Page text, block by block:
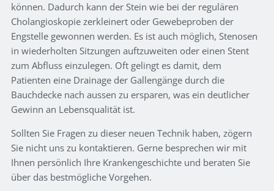
können. Dadurch kann der Stein wie bei der regulären
Cholangioskopie zerkleinert oder Gewebeproben der
Engstelle gewonnen werden. Es ist auch möglich, Stenosen
in wiederholten Sitzungen auftzuweiten oder einen Stent
zum Abfluss einzulegen. Oft gelingt es damit, dem
Patienten eine Drainage der Gallengänge durch die
Bauchdecke nach aussen zu ersparen, was ein deutlicher
Gewinn an Lebensqualität ist.
Sollten Sie Fragen zu dieser neuen Technik haben, zögern
Sie nicht uns zu kontaktieren. Gerne besprechen wir mit
Ihnen persönlich Ihre Krankengeschichte und beraten Sie
über das bestmögliche Vorgehen.